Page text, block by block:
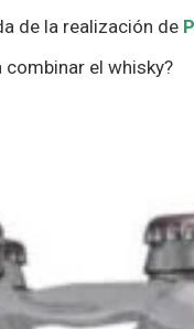
de la realización de
combinar el whisky?